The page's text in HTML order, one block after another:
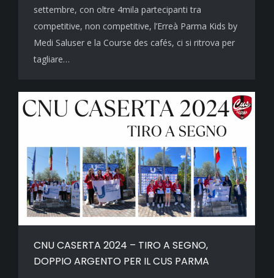
settembre, con oltre 4mila partecipanti tra
competitive, non competitive, l’Erreà Parma Kids by
Medi Saluser e la Course des cafés, ci si ritrova per
tagliare…
CNU CASERTA 2024 – TIRO A SEGNO,
DOPPIO ARGENTO PER IL CUS PARMA